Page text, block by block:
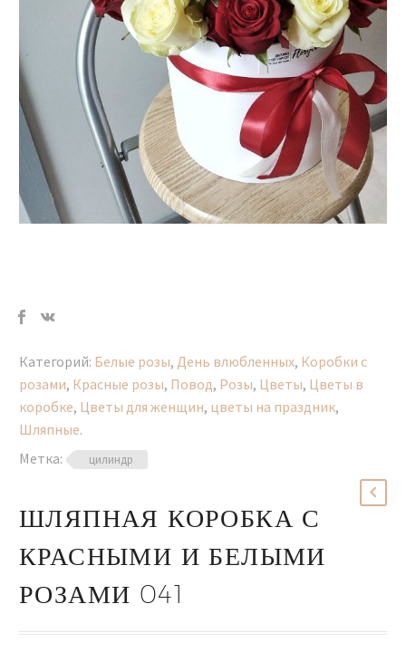
Категорий: Белые розы, День влюбленных, Коробки с
розами, Красные розы, Повод, Розы, Цветы, Цветы в
коробке, Цветы для женщин, цветы на праздник,
Шляпные.
Метка:
цилиндр
ШЛЯПНАЯ КОРОБКА С
КРАСНЫМИ И БЕЛЫМИ
РОЗАМИ 041